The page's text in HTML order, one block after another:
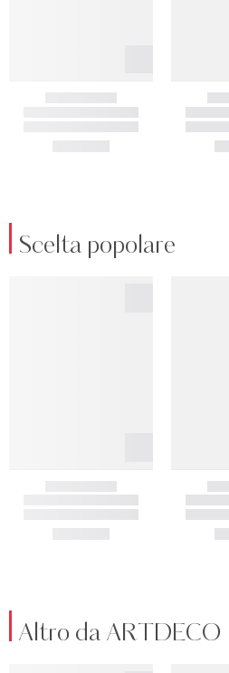
Scelta popolare
Altro da ARTDECO